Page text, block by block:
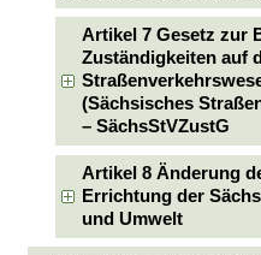
Artikel 7 Gesetz zur
Zuständigkeiten auf
(Sächsisches
– SächsStVZustG
Artikel 8 Änderung
Errichtung der
und Umwelt